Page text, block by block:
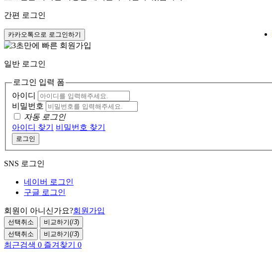
간편 로그인
카카오톡으로 로그인하기
일반 로그인
로그인 입력 폼
아이디
비밀번호
로그인
자동 로그인
아이디 찾기
비밀번호 찾기
SNS 로그인
네이버 로그인
구글 로그인
회원이 아니신가요?회원가입
선택취소 비교하기(/3)
선택취소
비교하기(/3)
최근검색 0 즐겨찾기 0